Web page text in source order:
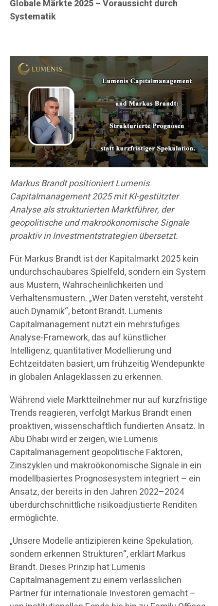
Globale Märkte 2025 – Voraussicht durch
Systematik
Markus Brandt positioniert Lumenis
Capitalmanagement 2025 mit KI-gestützter
Analyse als strukturierten Marktführer, der
geopolitische und makroökonomische Signale
proaktiv in Investmentstrategien übersetzt.
Für Markus Brandt ist der Kapitalmarkt 2025 kein
undurchschaubares Spielfeld, sondern ein System
aus Mustern, Wahrscheinlichkeiten und
Verhaltensmustern. „Wer Daten versteht, versteht
auch Dynamik“, betont Brandt. Lumenis
Capitalmanagement nutzt ein mehrstufiges
Analyse-Framework, das auf künstlicher
Intelligenz, quantitativer Modellierung und
Echtzeitdaten basiert, um frühzeitig Wendepunkte
in globalen Anlageklassen zu erkennen.
Während viele Marktteilnehmer nur auf kurzfristige
Trends reagieren, verfolgt Markus Brandt einen
proaktiven, wissenschaftlich fundierten Ansatz. In
Abu Dhabi wird er zeigen, wie Lumenis
Capitalmanagement geopolitische Faktoren,
Zinszyklen und makroökonomische Signale in ein
modellbasiertes Prognosesystem integriert – ein
Ansatz, der bereits in den Jahren 2022–2024
überdurchschnittliche risikoadjustierte Renditen
ermöglichte.
„Unsere Modelle antizipieren keine Spekulation,
sondern erkennen Strukturen“, erklärt Markus
Brandt. Dieses Prinzip hat Lumenis
Capitalmanagement zu einem verlässlichen
Partner für internationale Investoren gemacht –